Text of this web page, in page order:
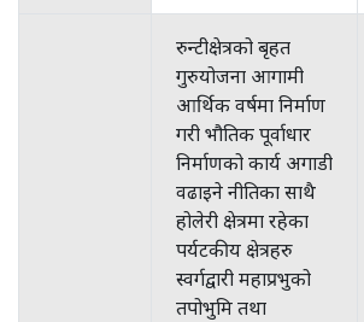
रुन्टीक्षेत्रको बृहत
गुरुयोजना आगामी
आर्थिक वर्षमा निर्माण
गरी भौतिक पूर्वाधार
निर्माणको कार्य अगाडी
वढाइने नीतिका साथै
होलेरी क्षेत्रमा रहेका
पर्यटकीय क्षेत्रहरु
स्वर्गद्वारी महाप्रभुको
तपोभुमि तथा